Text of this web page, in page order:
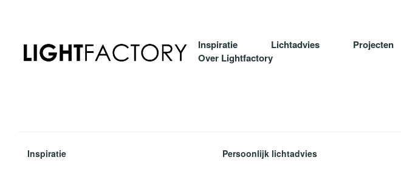
Inspiratie Lichtadvies Projecten
Over Lightfactory
Inspiratie Persoonlijk lichtadvies